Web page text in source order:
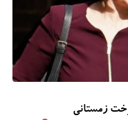
زمستانی